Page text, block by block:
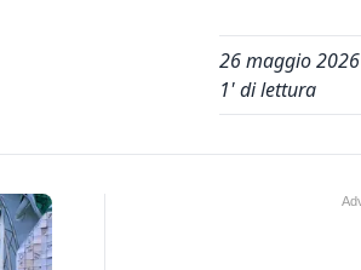
26 maggio 2026
1' di lettura